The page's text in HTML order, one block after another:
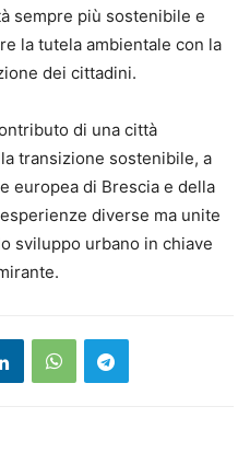
sempre più sostenibile e
la tutela ambientale con la
dei cittadini.
di una città
transizione sostenibile, a
europea di Brescia e della
diverse ma unite
sviluppo urbano in chiave